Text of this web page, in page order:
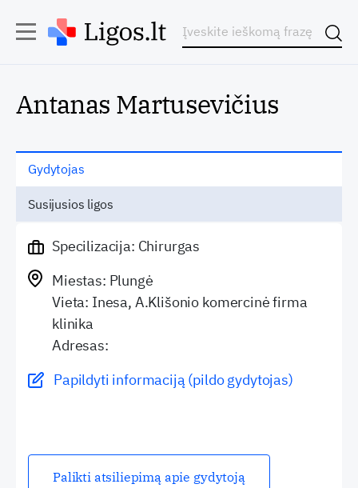
Antanas Martusevičius
Gydytojas
Susijusios ligos
Specilizacija: Chirurgas
Miestas: Plungė
Vieta: Inesa, A.Klišonio komercinė firma
klinika
Adresas:
Papildyti informaciją (pildo gydytojas)
Palikti atsiliepimą apie gydytoją